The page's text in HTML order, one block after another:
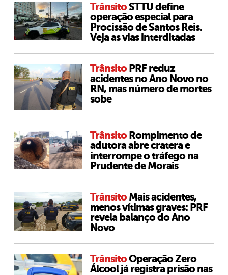
TrânsitoSTTU define
operação especial para
Procissão de Santos Reis.
Veja as vias interditadas
TrânsitoPRF reduz
acidentes no Ano Novo no
RN, mas número de mortes
sobe
TrânsitoRompimento de
adutora abre cratera e
interrompe o tráfego na
Prudente de Morais
TrânsitoMais acidentes,
menos vítimas graves: PRF
revela balanço do Ano
Novo
TrânsitoOperação Zero
Álcool já registra prisão nas